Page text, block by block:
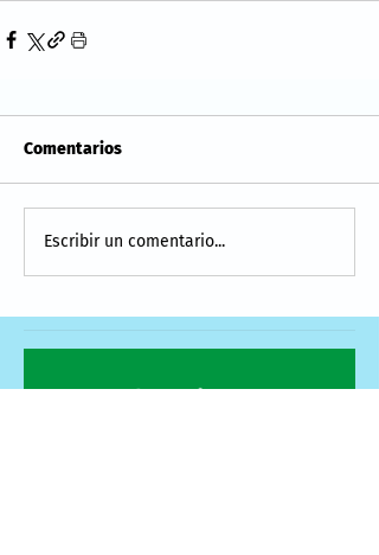
Comentarios
Escribir un comentario...